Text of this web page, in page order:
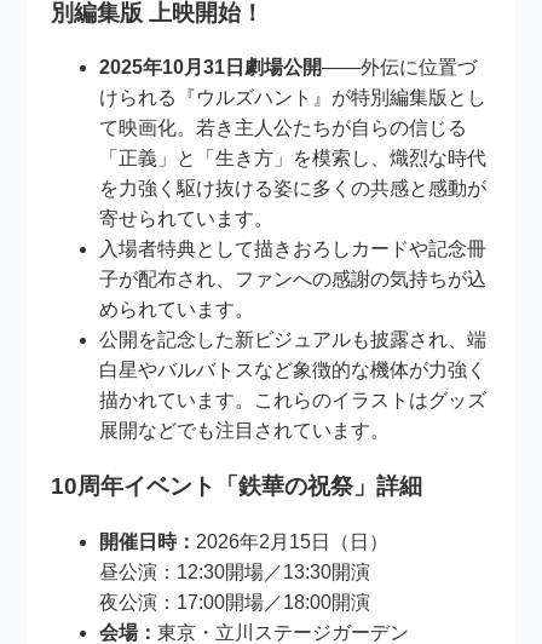
別編集版 上映開始！
2025年10月31日劇場公開——外伝に位置づ
けられる『ウルズハント』が特別編集版とし
て映画化。若き主人公たちが自らの信じる
「正義」と「生き方」を模索し、熾烈な時代
を力強く駆け抜ける姿に多くの共感と感動が
寄せられています。
入場者特典として描きおろしカードや記念冊
子が配布され、ファンへの感謝の気持ちが込
められています。
公開を記念した新ビジュアルも披露され、端
白星やバルバトスなど象徴的な機体が力強く
描かれています。これらのイラストはグッズ
展開などでも注目されています。
10周年イベント「鉄華の祝祭」詳細
開催日時： 2026年2月15日（日）
昼公演：12:30開場／13:30開演
夜公演：17:00開場／18:00開演
会場：東京・立川ステージガーデン